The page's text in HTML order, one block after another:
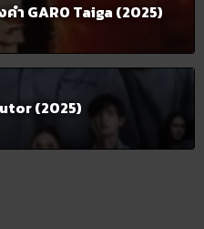
ำ GARO Taiga (2025)
(2025)